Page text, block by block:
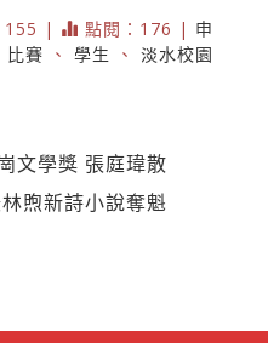
| 點閱：176 | 申
比賽 、 學生 、 淡水校園
文學獎 張庭瑋散
煦新詩小說奪魁